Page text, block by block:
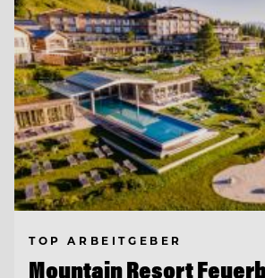
TOP ARBEITGEBER
Mountain Resort